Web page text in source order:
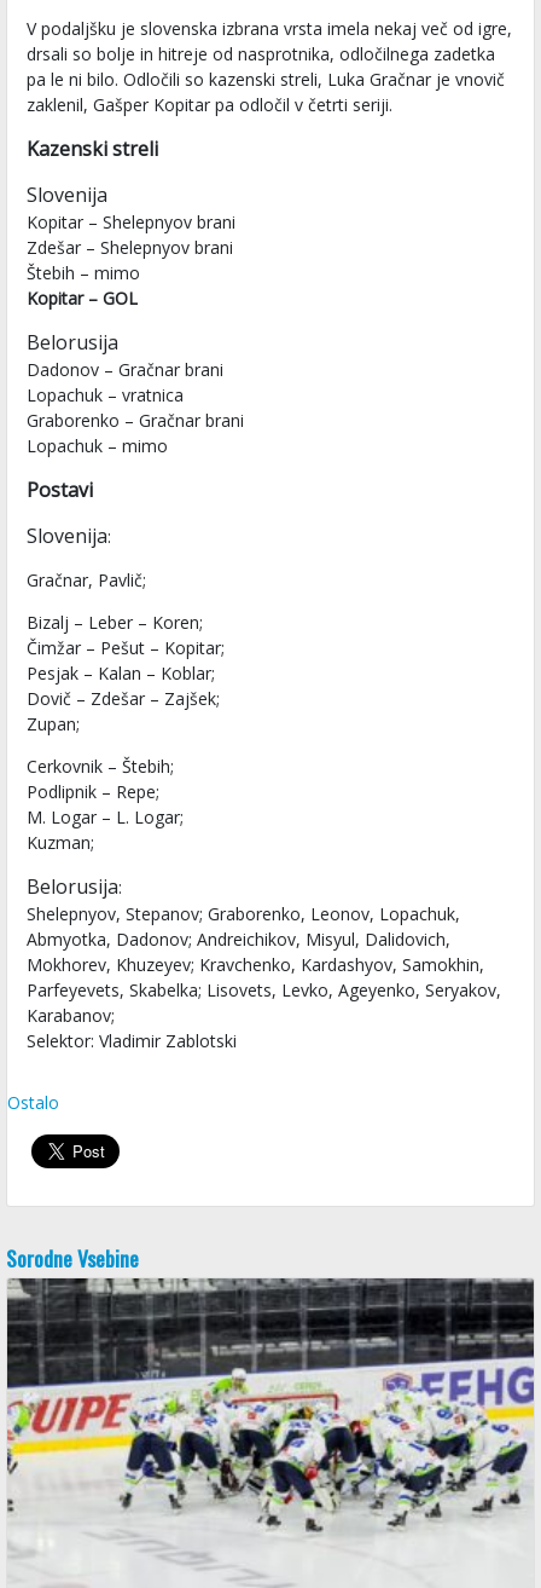
V podaljšku je slovenska izbrana vrsta imela nekaj več od igre,
drsali so bolje in hitreje od nasprotnika, odločilnega zadetka
pa le ni bilo. Odločili so kazenski streli, Luka Gračnar je vnovič
zaklenil, Gašper Kopitar pa odločil v četrti seriji.
Kazenski streli
Slovenija
Kopitar – Shelepnyov brani
Zdešar – Shelepnyov brani
Štebih – mimo
Kopitar – GOL
Belorusija
Dadonov – Gračnar brani
Lopachuk – vratnica
Graborenko – Gračnar brani
Lopachuk – mimo
Postavi
Slovenija:
Gračnar, Pavlič;
Bizalj – Leber – Koren;
Čimžar – Pešut – Kopitar;
Pesjak – Kalan – Koblar;
Dovič – Zdešar – Zajšek;
Zupan;
Cerkovnik – Štebih;
Podlipnik – Repe;
M. Logar – L. Logar;
Kuzman;
Belorusija:
Shelepnyov, Stepanov; Graborenko, Leonov, Lopachuk,
Abmyotka, Dadonov; Andreichikov, Misyul, Dalidovich,
Mokhorev, Khuzeyev; Kravchenko, Kardashyov, Samokhin,
Parfeyevets, Skabelka; Lisovets, Levko, Ageyenko, Seryakov,
Karabanov;
Selektor: Vladimir Zablotski
Ostalo
Sorodne Vsebine